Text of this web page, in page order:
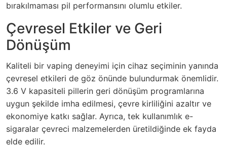
bırakılmaması pil performansını olumlu etkiler.
Çevresel Etkiler ve Geri
Dönüşüm
Kaliteli bir vaping deneyimi için cihaz seçiminin yanında
çevresel etkileri de göz önünde bulundurmak önemlidir.
3.6 V kapasiteli pillerin geri dönüşüm programlarına
uygun şekilde imha edilmesi, çevre kirliliğini azaltır ve
ekonomiye katkı sağlar. Ayrıca, tek kullanımlık e-
sigaralar çevreci malzemelerden üretildiğinde ek fayda
elde edilir.